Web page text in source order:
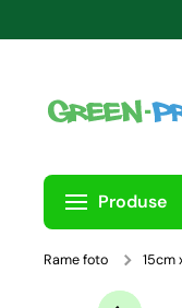
Produse
Rame foto 15cm